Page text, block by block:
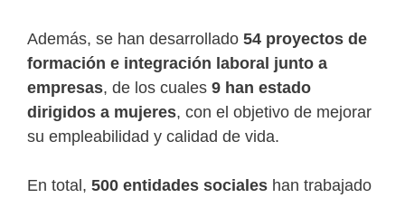
Además, se han desarrollado 54 proyectos de
formación e integración laboral junto a
empresas, de los cuales 9 han estado
dirigidos a mujeres, con el objetivo de mejorar
su empleabilidad y calidad de vida.
En total, 500 entidades sociales han trabajado